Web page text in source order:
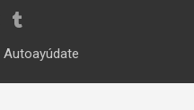
Autoayúdate